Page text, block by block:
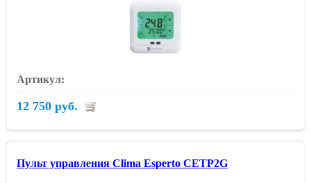
12 750 руб.
Пульт управления Clima Esperto CETP2G